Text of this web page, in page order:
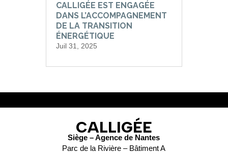
CALLIGÉE EST ENGAGÉE
DANS L’ACCOMPAGNEMENT
DE LA TRANSITION
ÉNERGÉTIQUE
Juil 31, 2025
CALLIGÉE
Siège – Agence de Nantes
Parc de la Rivière – Bâtiment A